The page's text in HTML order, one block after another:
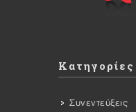
Κατηγορίες
Συνεντεύξεις